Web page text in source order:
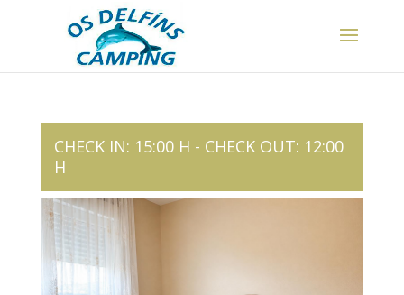
CHECK IN: 15:00 H - CHECK OUT: 12:00
H